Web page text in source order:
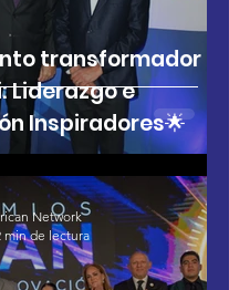
transformador
Liderazgo e
Inspiradores🌟
Network
min de lectura